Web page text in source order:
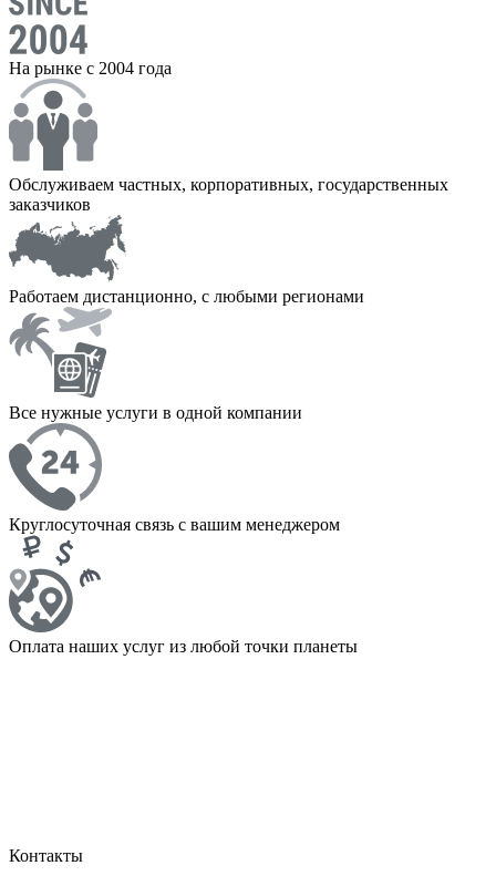
На рынке с 2004 года
Обслуживаем частных, корпоративных, государственных
заказчиков
Работаем дистанционно, с любыми регионами
Все нужные услуги в одной компании
Круглосуточная связь с вашим менеджером
Оплата наших услуг из любой точки планеты
Контакты